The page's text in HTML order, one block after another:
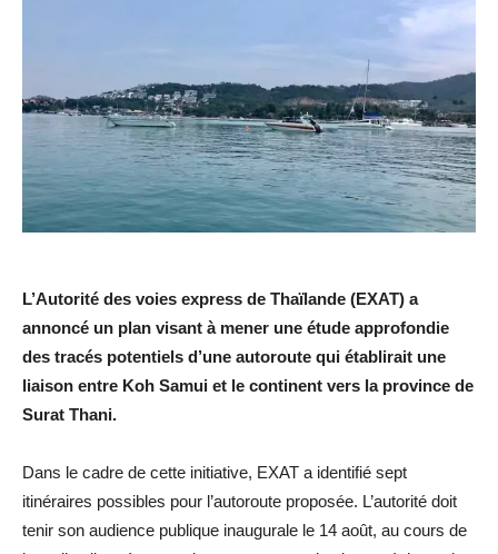
L’Autorité des voies express de Thaïlande (EXAT) a
annoncé un plan visant à mener une étude approfondie
des tracés potentiels d’une autoroute qui établirait une
liaison entre Koh Samui et le continent vers la province de
Surat Thani.
Dans le cadre de cette initiative, EXAT a identifié sept
itinéraires possibles pour l’autoroute proposée. L’autorité doit
tenir son audience publique inaugurale le 14 août, au cours de